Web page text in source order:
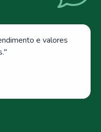
e valores
"